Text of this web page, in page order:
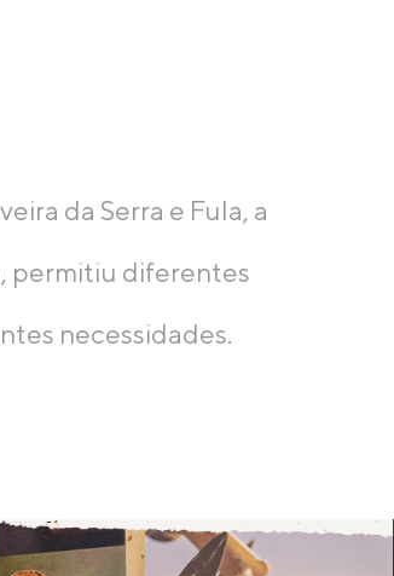
da Serra e Fula, a
permitiu diferentes
necessidades.